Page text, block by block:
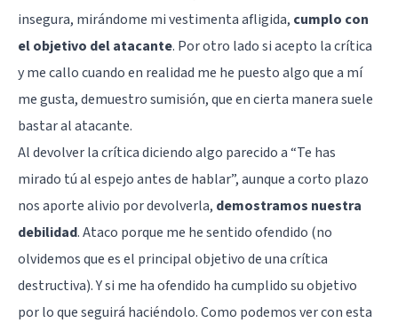
insegura, mirándome mi vestimenta afligida, cumplo con
el objetivo del atacante. Por otro lado si acepto la crítica
y me callo cuando en realidad me he puesto algo que a mí
me gusta, demuestro sumisión, que en cierta manera suele
bastar al atacante.
Al devolver la crítica diciendo algo parecido a “Te has
mirado tú al espejo antes de hablar”, aunque a corto plazo
nos aporte alivio por devolverla, demostramos nuestra
debilidad. Ataco porque me he sentido ofendido (no
olvidemos que es el principal objetivo de una crítica
destructiva). Y si me ha ofendido ha cumplido su objetivo
por lo que seguirá haciéndolo. Como podemos ver con esta